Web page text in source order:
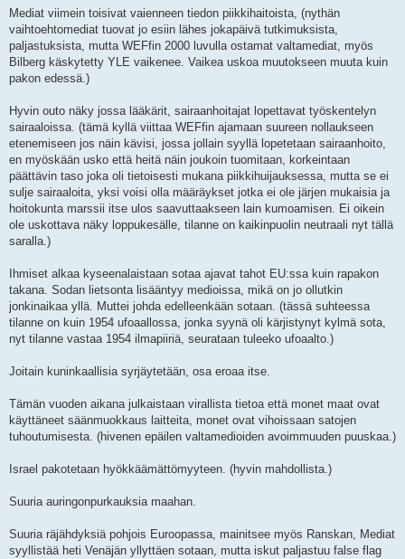
Mediat viimein toisivat vaienneen tiedon piikkihaitoista, (nythän
vaihtoehtomediat tuovat jo esiin lähes jokapäivä tutkimuksista,
paljastuksista, mutta WEFfin 2000 luvulla ostamat valtamediat, myös
Bilberg käskytetty YLE vaikenee. Vaikea uskoa muutokseen muuta kuin
pakon edessä.)
Hyvin outo näky jossa lääkärit, sairaanhoitajat lopettavat työskentelyn
sairaaloissa. (tämä kyllä viittaa WEFfin ajamaan suureen nollaukseen
etenemiseen jos näin kävisi, jossa jollain syyllä lopetetaan sairaanhoito,
en myöskään usko että heitä näin joukoin tuomitaan, korkeintaan
päättävin taso joka oli tietoisesti mukana piikkihuijauksessa, mutta se ei
sulje sairaaloita, yksi voisi olla määräykset jotka ei ole järjen mukaisia ja
hoitokunta marssii itse ulos saavuttaakseen lain kumoamisen. Ei oikein
ole uskottava näky loppukesälle, tilanne on kaikinpuolin neutraali nyt tällä
saralla.)
Ihmiset alkaa kyseenalaistaan sotaa ajavat tahot EU:ssa kuin rapakon
takana. Sodan lietsonta lisääntyy medioissa, mikä on jo ollutkin
jonkinaikaa yllä. Muttei johda edelleenkään sotaan. (tässä suhteessa
tilanne on kuin 1954 ufoaallossa, jonka syynä oli kärjistynyt kylmä sota,
nyt tilanne vastaa 1954 ilmapiiriä, seurataan tuleeko ufoaalto.)
Joitain kuninkaallisia syrjäytetään, osa eroaa itse.
Tämän vuoden aikana julkaistaan virallista tietoa että monet maat ovat
käyttäneet säänmuokkaus laitteita, monet ovat vihoissaan satojen
tuhoutumisesta. (hivenen epäilen valtamedioiden avoimmuuden puuskaa.)
Israel pakotetaan hyökkäämättömyyteen. (hyvin mahdollista.)
Suuria auringonpurkauksia maahan.
Suuria räjähdyksiä pohjois Euroopassa, mainitsee myös Ranskan, Mediat
syyllistää heti Venäjän yllyttäen sotaan, mutta iskut paljastuu false flag